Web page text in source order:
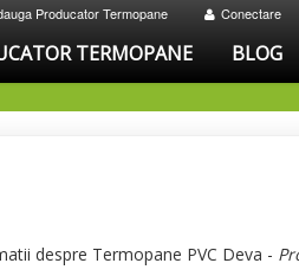
Producator Termopane Conectare
TERMOPANE BLOG
despre Termopane PVC Deva -